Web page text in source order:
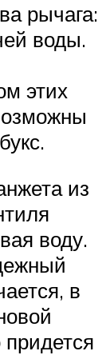
рычага:
воды.
этих
из
воду.
в